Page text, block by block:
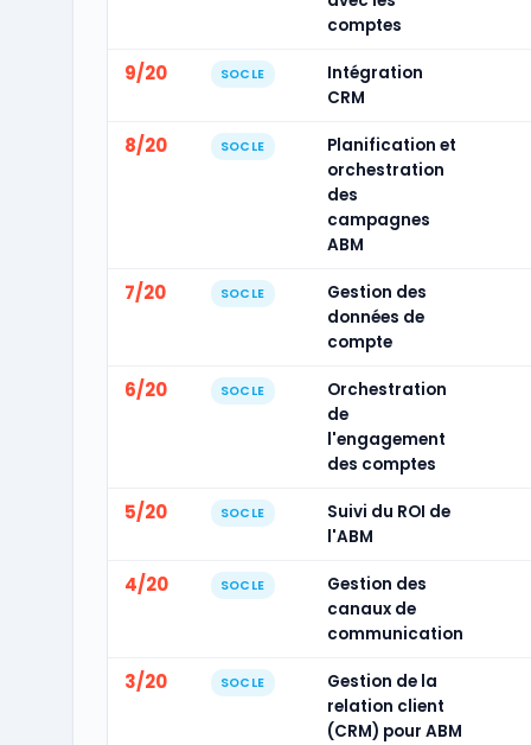
comptes
9/20 SOCLE
Intégration
CRM
8/20 SOCLE
Planification et
orchestration
des
campagnes
ABM
7/20 SOCLE
Gestion des
données de
compte
6/20 SOCLE
Orchestration
de
l'engagement
des comptes
5/20 SOCLE
Suivi du ROI de
l'ABM
4/20 SOCLE
Gestion des
canaux de
communication
3/20 SOCLE
Gestion de la
relation client
(CRM) pour ABM